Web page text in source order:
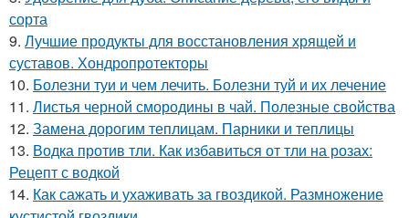
сорта
9. Лучшие продукты для восстановления хрящей и
суставов. Хондропротекторы
10. Болезни туи и чем лечить. Болезни туй и их лечение
11. Листья черной смородины в чай. Полезные свойства
12. Замена дорогим теплицам. Парники и теплицы
13. Водка против тли. Как избавиться от тли на розах:
Рецепт с водкой
14. Как сажать и ухаживать за гвоздикой. Размножение